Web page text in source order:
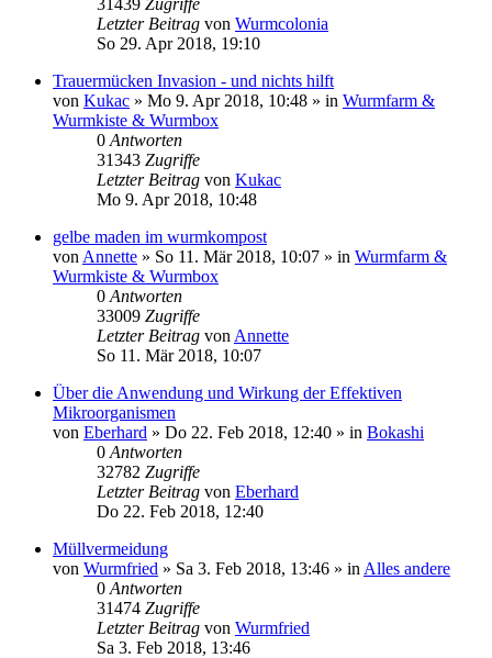
31439 Zugriffe
Letzter Beitrag von Wurmcolonia
So 29. Apr 2018, 19:10
Trauermücken Invasion - und nichts hilft
von Kukac » Mo 9. Apr 2018, 10:48 » in Wurmfarm &
Wurmkiste & Wurmbox
0 Antworten
31343 Zugriffe
Letzter Beitrag von Kukac
Mo 9. Apr 2018, 10:48
gelbe maden im wurmkompost
von Annette » So 11. Mär 2018, 10:07 » in Wurmfarm &
Wurmkiste & Wurmbox
0 Antworten
33009 Zugriffe
Letzter Beitrag von Annette
So 11. Mär 2018, 10:07
Über die Anwendung und Wirkung der Effektiven
Mikroorganismen
von Eberhard » Do 22. Feb 2018, 12:40 » in Bokashi
0 Antworten
32782 Zugriffe
Letzter Beitrag von Eberhard
Do 22. Feb 2018, 12:40
Müllvermeidung
von Wurmfried » Sa 3. Feb 2018, 13:46 » in Alles andere
0 Antworten
31474 Zugriffe
Letzter Beitrag von Wurmfried
Sa 3. Feb 2018, 13:46